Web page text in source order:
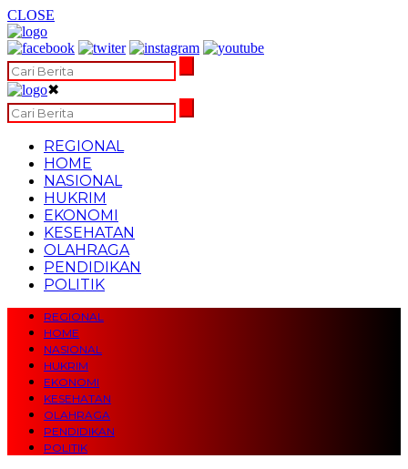
CLOSE
✖
REGIONAL
HOME
NASIONAL
HUKRIM
EKONOMI
KESEHATAN
OLAHRAGA
PENDIDIKAN
POLITIK
REGIONAL
HOME
NASIONAL
HUKRIM
EKONOMI
KESEHATAN
OLAHRAGA
PENDIDIKAN
POLITIK